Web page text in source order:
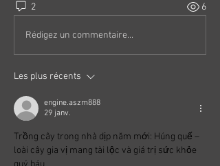
2 6
Rédigez un commentaire...
Les plus récents
engine.aszm888
29 janv.
Trồng cây trong nhà dịp năm mới: Húng quế –
loài cây gia vị mang tài lộc và giá trị sức khỏe